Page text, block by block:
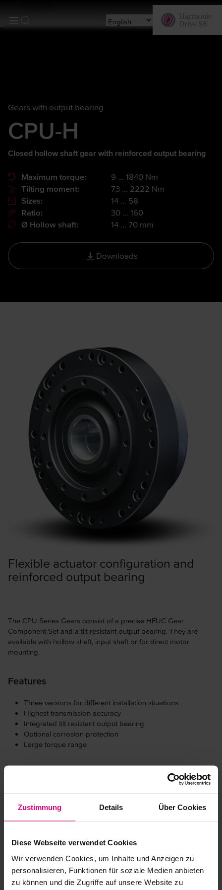
Zustimmung Details Über Cookies
Diese Webseite verwendet Cookies
Wir verwenden Cookies, um Inhalte und Anzeigen zu
personalisieren, Funktionen für soziale Medien anbieten
zu können und die Zugriffe auf unsere Website zu
Gears with output bearing
CPU-H
Closed hollow shaft gear with reinforced output bearing
Maximum torque:
9 … 1840 Nm
Tilting moment:
73 … 2222 Nm
Sizes:
14 … 58
Ratio:
30 … 160
Ø Hollow shaft:
14 … 70 mm
Downloads
Flexible actuator configuration and
reinforced output bearing
The CPU Series Gears consist of a precise HFUC Gear
Component Set and a tilt resistant output bearing. They are
available with hollow shaft, input shaft or for direct motor
mounting.
Features
Three versions for different installation situations
Highest transmission accuracy
Integrated tilt resistant output bearing
Optional corrosion protection
Large torque range
Downloads